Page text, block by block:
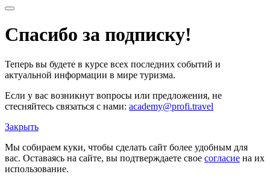
Спасибо за подписку!
Теперь вы будете в курсе всех последних событий и
актуальной информации в мире туризма.
Если у вас возникнут вопросы или предложения, не
стесняйтесь связаться с нами: academy@profi.travel
Закрыть
Мы собираем куки, чтобы сделать сайт более удобным для
вас. Оставаясь на сайте, вы подтверждаете свое согласие на их
использование.